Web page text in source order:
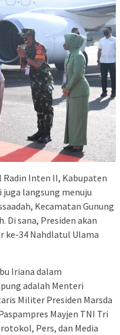
Inten II, Kabupaten
langsung menuju
Kecamatan Gunung
Di sana, Presiden akan
ke-34 Nahdlatul Ulama
Iriana dalam
adalah Menteri
Militer Presiden Marsda
Mayjen TNI Tri
Pers, dan Media